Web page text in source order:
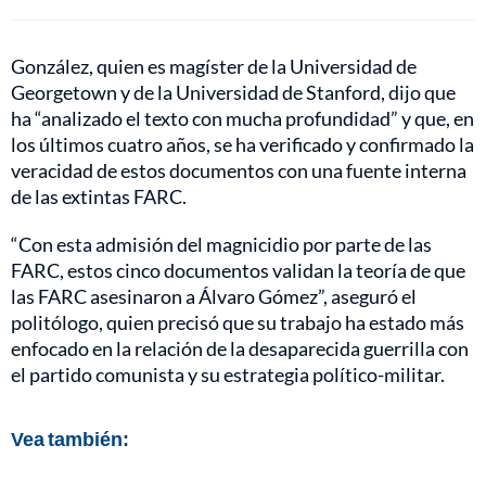
González, quien es magíster de la Universidad de
Georgetown y de la Universidad de Stanford, dijo que
ha “analizado el texto con mucha profundidad” y que, en
los últimos cuatro años, se ha verificado y confirmado la
veracidad de estos documentos con una fuente interna
de las extintas FARC.
“Con esta admisión del magnicidio por parte de las
FARC, estos cinco documentos validan la teoría de que
las FARC asesinaron a Álvaro Gómez”, aseguró el
politólogo, quien precisó que su trabajo ha estado más
enfocado en la relación de la desaparecida guerrilla con
el partido comunista y su estrategia político-militar.
Vea también: